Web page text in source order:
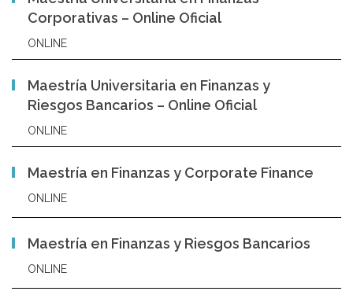
Corporativas – Online Oficial
ONLINE
Maestría Universitaria en Finanzas y
Riesgos Bancarios – Online Oficial
ONLINE
Maestría en Finanzas y Corporate Finance
ONLINE
Maestría en Finanzas y Riesgos Bancarios
ONLINE